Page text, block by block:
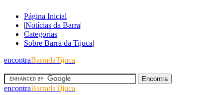
Página Inicial
|Notícias da Barra|
Categorias|
Sobre Barra da Tijuca|
encontraBarradaTijuca
encontraBarradaTijuca